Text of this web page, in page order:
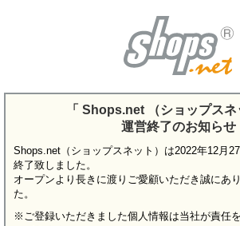
「 Shops.net （ショップスネ
運営終了のお知らせ
Shops.net（ショップスネット）は2022年12月
終了致しました。
オープンより長きに渡りご愛顧いただき誠にあ
た。
※ご登録いただきました個人情報は当社が責任